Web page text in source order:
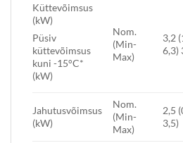
Küttevõimsus
(kW)
Püsiv
küttevõimsus
kuni -15°C*
(kW)
Nom.
(Min-
Max)
3,2
6,3)
Jahutusvõimsus
(kW)
Nom.
(Min-
Max)
2,5
3,5)